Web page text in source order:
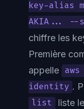
key-alias
AKIA... --
chiffre les
Première
appelle
identity .
list
liste